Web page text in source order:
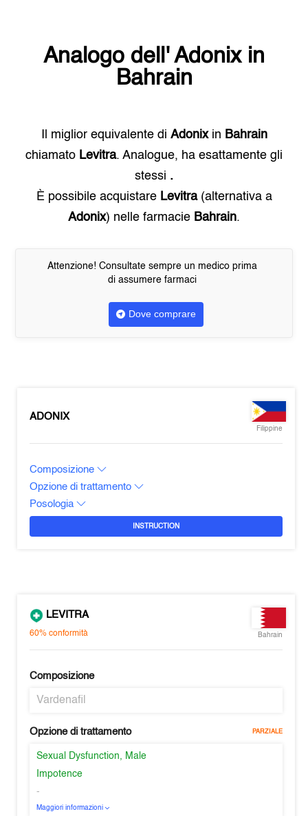
Analogo dell'Adonixin
Bahrain
Il miglior equivalente di Adonixin Bahrain
chiamato Levitra. Analogue, ha esattamente gli
stessi .
È possibile acquistare Levitra(alternativa a
Adonix) nelle farmacie Bahrain.
Attenzione! Consultate sempre un medico prima
di assumere farmaci
Dove comprare
ADONIX
Filippine
Composizione
Opzione di trattamento
Posologia
INSTRUCTION
LEVITRA
60%conformità Bahrain
Composizione
Vardenafil
Opzione di trattamento PARZIALE
Sexual Dysfunction, Male
Impotence
-
Maggiori informazioni